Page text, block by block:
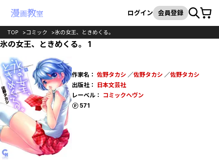
検索
ログイン 会員登録カート
TOP コミック 氷の女王、ときめくる。
氷の女王、ときめくる。 1
作家名： 佐野タカシ ／佐野タカシ ／佐野タカシ
出版社：
日本文芸社
レーベル：
コミックヘヴン
571
ポイント